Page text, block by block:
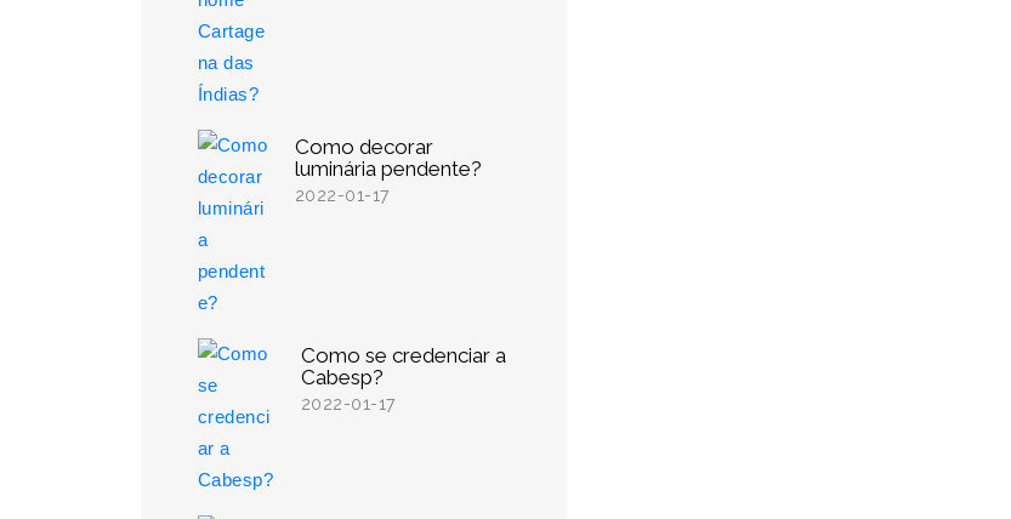
Como decorar
luminária pendente?
2022-01-17
Como se credenciar a
Cabesp?
2022-01-17